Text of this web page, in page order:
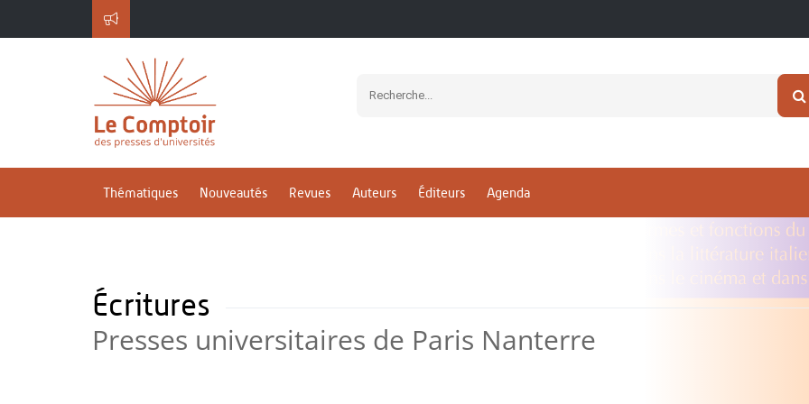
Thématiques Nouveautés Revues Auteurs Éditeurs Agenda
Écritures
Presses universitaires de Paris Nanterre